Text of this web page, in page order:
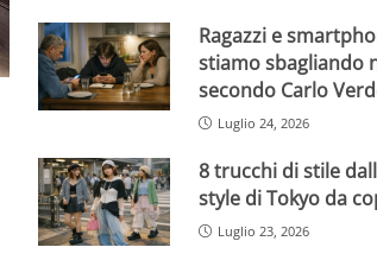
Ragazzi e
stiamo sbagliando
secondo Carlo
Luglio 24, 2026
8 trucchi di stile
style di Tokyo da
Luglio 23, 2026